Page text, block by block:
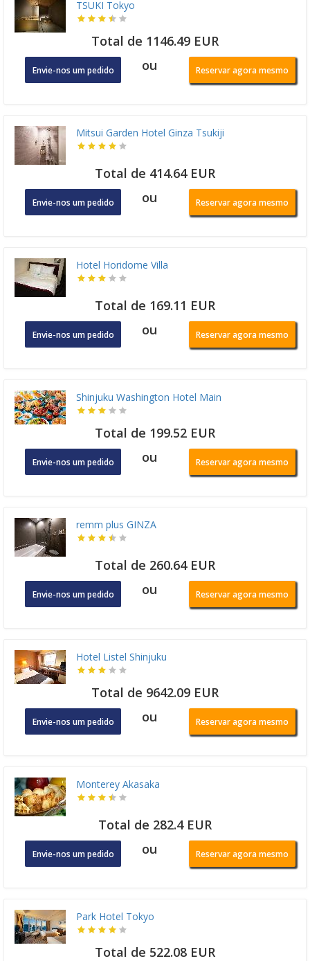
TSUKI Tokyo
Total de 1146.49 EUR
Envie-nos um pedido ou Reservar agora mesmo
Mitsui Garden Hotel Ginza Tsukiji
Total de 414.64 EUR
Envie-nos um pedido ou Reservar agora mesmo
Hotel Horidome Villa
Total de 169.11 EUR
Envie-nos um pedido ou Reservar agora mesmo
Shinjuku Washington Hotel Main
Total de 199.52 EUR
Envie-nos um pedido ou Reservar agora mesmo
remm plus GINZA
Total de 260.64 EUR
Envie-nos um pedido ou Reservar agora mesmo
Hotel Listel Shinjuku
Total de 9642.09 EUR
Envie-nos um pedido ou Reservar agora mesmo
Monterey Akasaka
Total de 282.4 EUR
Envie-nos um pedido ou Reservar agora mesmo
Park Hotel Tokyo
Total de 522.08 EUR